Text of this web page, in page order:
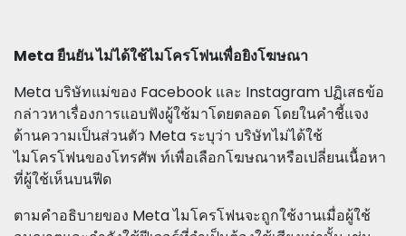
Meta ยืนยัน ไม่ได้ใช้ไมโครโฟนเพื่อยิงโฆษณา
Meta บริษัทแม่ของ Facebook และ Instagram ปฏิเสธข้อ
กล่าวหาเรื่องการแอบฟังผู้ใช้มาโดยตลอด โดยในคำชี้แจง
ด้านความเป็นส่วนตัว Meta ระบุว่า บริษัทไม่ได้ใช้
ไมโครโฟนของโทรศัพ ท์เพื่อเลือกโฆษณาหรือเปลี่ยนเนื้อหา
ที่ผู้ใช้เห็นบนฟีด
ตามคำอธิบายของ Meta ไมโครโฟนจะถูกใช้งานเมื่อผู้ใช้